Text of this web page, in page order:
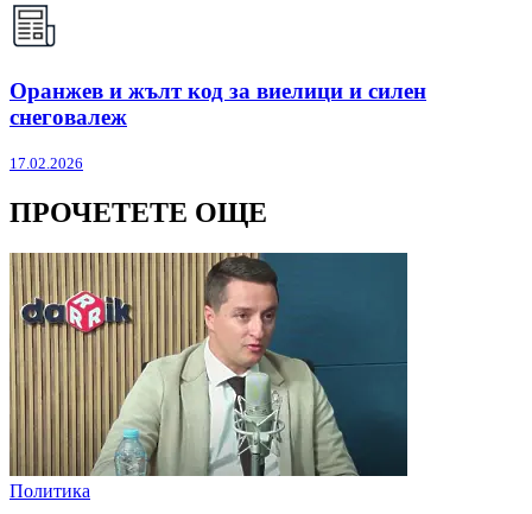
Оранжев и жълт код за виелици и силен
снеговалеж
17.02.2026
ПРОЧЕТЕТЕ ОЩЕ
Политика